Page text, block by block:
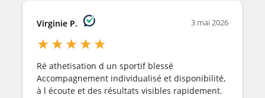
Virginie P. 3 mai 2026
★★★★★
Ré athetisation d un sportif blessé
Accompagnement individualisé et disponibilité,
à l écoute et des résultats visibles rapidement.